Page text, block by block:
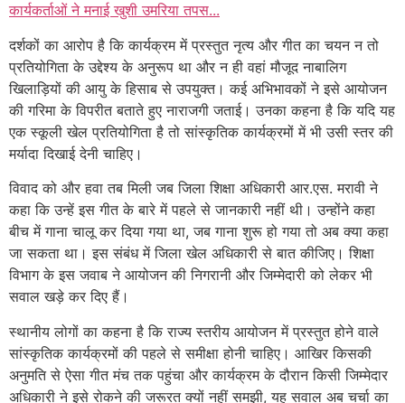
कार्यकर्ताओं ने मनाई खुशी उमरिया तपस...
दर्शकों का आरोप है कि कार्यक्रम में प्रस्तुत नृत्य और गीत का चयन न तो
प्रतियोगिता के उद्देश्य के अनुरूप था और न ही वहां मौजूद नाबालिग
खिलाड़ियों की आयु के हिसाब से उपयुक्त। कई अभिभावकों ने इसे आयोजन
की गरिमा के विपरीत बताते हुए नाराजगी जताई। उनका कहना है कि यदि यह
एक स्कूली खेल प्रतियोगिता है तो सांस्कृतिक कार्यक्रमों में भी उसी स्तर की
मर्यादा दिखाई देनी चाहिए।
विवाद को और हवा तब मिली जब जिला शिक्षा अधिकारी आर.एस. मरावी ने
कहा कि उन्हें इस गीत के बारे में पहले से जानकारी नहीं थी। उन्होंने कहा
बीच में गाना चालू कर दिया गया था, जब गाना शुरू हो गया तो अब क्या कहा
जा सकता था। इस संबंध में जिला खेल अधिकारी से बात कीजिए। शिक्षा
विभाग के इस जवाब ने आयोजन की निगरानी और जिम्मेदारी को लेकर भी
सवाल खड़े कर दिए हैं।
स्थानीय लोगों का कहना है कि राज्य स्तरीय आयोजन में प्रस्तुत होने वाले
सांस्कृतिक कार्यक्रमों की पहले से समीक्षा होनी चाहिए। आखिर किसकी
अनुमति से ऐसा गीत मंच तक पहुंचा और कार्यक्रम के दौरान किसी जिम्मेदार
अधिकारी ने इसे रोकने की जरूरत क्यों नहीं समझी, यह सवाल अब चर्चा का